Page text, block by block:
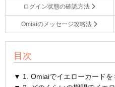
ログイン状態の確認方法
Omiaiのメッセージ攻略法
目次
▼ 1. Omiaiでイエローカードを